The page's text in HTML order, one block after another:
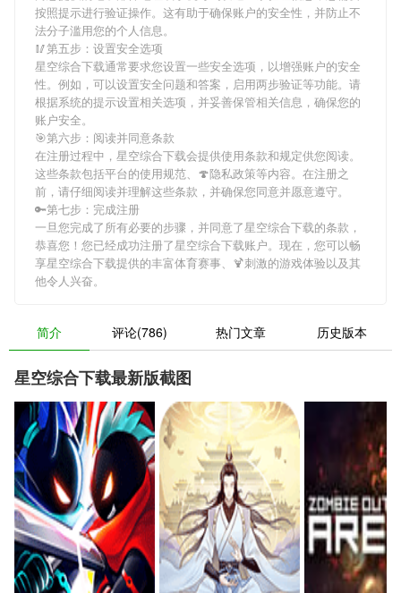
按照提示进行验证操作。这有助于确保账户的安全性，并防止不
法分子滥用您的个人信息。
🥢第五步：设置安全选项
星空综合下载通常要求您设置一些安全选项，以增强账户的安全
性。例如，可以设置安全问题和答案，启用两步验证等功能。请
根据系统的提示设置相关选项，并妥善保管相关信息，确保您的
账户安全。
🎯第六步：阅读并同意条款
在注册过程中，星空综合下载会提供使用条款和规定供您阅读。
这些条款包括平台的使用规范、🍄隐私政策等内容。在注册之
前，请仔细阅读并理解这些条款，并确保您同意并愿意遵守。
🔑第七步：完成注册
一旦您完成了所有必要的步骤，并同意了星空综合下载的条款，
恭喜您！您已经成功注册了星空综合下载账户。现在，您可以畅
享星空综合下载提供的丰富体育赛事、🍹刺激的游戏体验以及其
他令人兴奋。
简介 评论(786) 热门文章 历史版本
星空综合下载最新版截图